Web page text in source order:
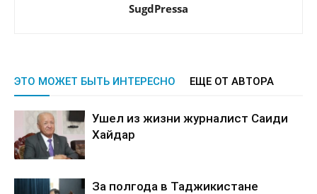
SugdPressa
ЭТО МОЖЕТ БЫТЬ ИНТЕРЕСНО ЕЩЕ ОТ АВТОРА
Ушел из жизни журналист Саиди
Хайдар
За полгода в Таджикистане